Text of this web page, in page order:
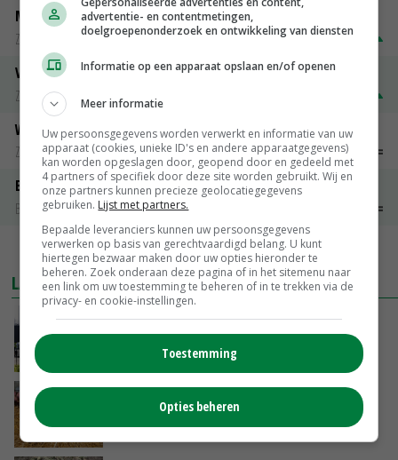
Magere melkpoeder
Zuivel weekprijzen
€ 269,00 € 7,00
Volle melkpoeder
Zuivel weekprijzen
Weipoeder
Zuivel weekprijzen
€ 134,00 € 0,00
Boeren Gouda 12 kg
Boerenkaas
MEER MARKTPRIJZEN
LAATSTE NIEUWS
Gemiddelde Europese melkprijs daalt licht in
juni
GISTEREN, 17:04
varkensvleesketen
advertentie- en contentmetingen,
doelgroepenonderzoek en ontwikkeling van diensten
Informatie op een apparaat opslaan en/of openen
Meer informatie
Uw persoonsgegevens worden verwerkt en informatie van uw
apparaat (cookies, unieke ID's en andere apparaatgegevens)
kan worden opgeslagen door, geopend door en gedeeld met
4 partners of specifiek door deze site worden gebruikt. Wij en
onze partners kunnen precieze geolocatiegegevens
gebruiken. Lijst met partners.
Bepaalde leveranciers kunnen uw persoonsgegevens
verwerken op basis van gerechtvaardigd belang. U kunt
hiertegen bezwaar maken door uw opties hieronder te
beheren. Zoek onderaan deze pagina of in het sitemenu naar
een link om uw toestemming te beheren of in te trekken via de
privacy- en cookie-instellingen.
Toestemming
Opties beheren